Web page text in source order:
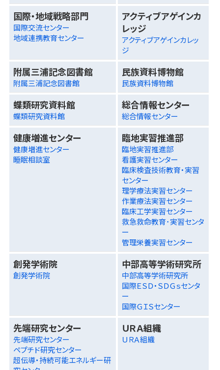
国際・地域戦略部門
国際交流センター
地域連携教育センター
アクティブアゲインカ
レッジ
アクティブアゲインカレッ
ジ
附属三浦記念図書館
附属三浦記念図書館
民族資料博物館
民族資料博物館
蝶類研究資料館
蝶類研究資料館
総合情報センター
総合情報センター
健康増進センター
健康増進センター
睡眠相談室
臨地実習推進部
臨地実習推進部
看護実習センター
臨床検査技術教育・実習
センター
理学療法実習センター
作業療法実習センター
臨床工学実習センター
救急救命教育･実習センタ
ー
管理栄養実習センター
創発学術院
創発学術院
中部高等学術研究所
中部高等学術研究所
国際ＥＳＤ・ＳＤＧｓセンタ
ー
国際ＧＩＳセンター
先端研究センター
先端研究センター
ペプチド研究センター
超伝導・持続可能エネルギー研
ＵＲＡ組織
ＵＲＡ組織